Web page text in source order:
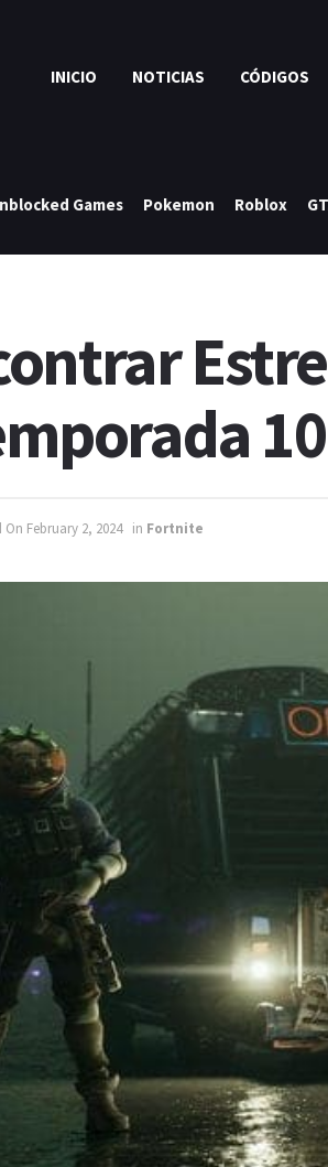
INICIO NOTICIAS CÓDIGOS
Games Pokemon Roblox
10
February 2, 2024 in Fortnite